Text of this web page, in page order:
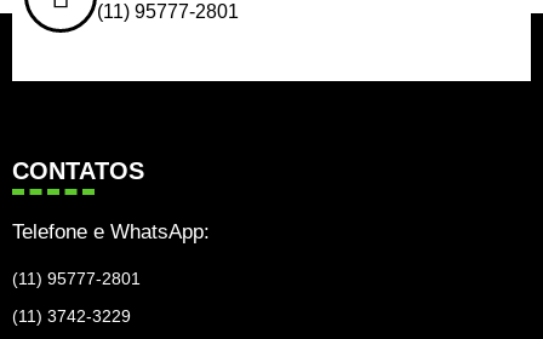
(11) 95777-2801
CONTATOS
Telefone e WhatsApp:
(11) 95777-2801
(11) 3742-3229